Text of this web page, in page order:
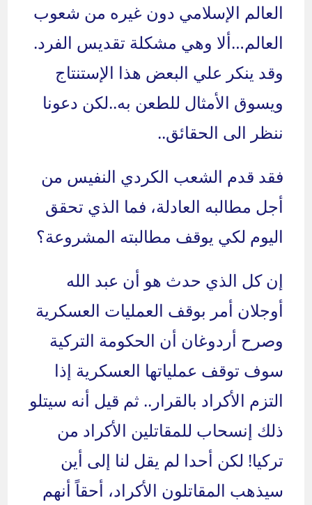
العالم الإسلامي دون غيره من شعوب
العالم…ألا وهي مشكلة تقديس الفرد.
وقد ينكر علي البعض هذا الإستنتاج
ويسوق الأمثال للطعن به..لكن دعونا
ننظر الى الحقائق..
فقد قدم الشعب الكردي النفيس من
أجل مطالبه العادلة، فما الذي تحقق
اليوم لكي يوقف مطالبته المشروعة؟
إن كل الذي حدث هو أن عبد الله
أوجلان أمر بوقف العمليات العسكرية
وصرح أردوغان أن الحكومة التركية
سوف توقف عملياتها العسكرية إذا
التزم الأكراد بالقرار.. ثم قيل أنه سيتلو
ذلك إنسحاب للمقاتلين الأكراد من
تركيا! لكن أحدا لم يقل لنا إلى أين
سيذهب المقاتلون الأكراد، أحقاً أنهم